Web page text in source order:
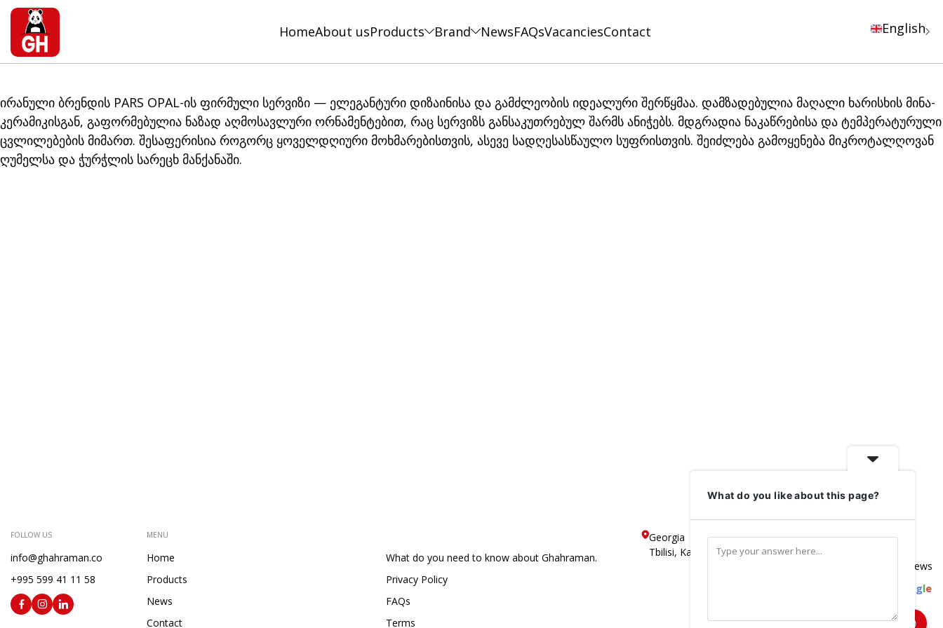
HomeAbout usProducts Brand NewsFAQsVacanciesContact English
ირანული ბრენდის PARS OPAL-ის ფირმული სერვიზი — ელეგანტური დიზაინისა და გამძლეობის იდეალური შერწყმაა. დამზადებულია მაღალი ხარისხის მინა-
კერამიკისგან, გაფორმებულია ნაზად აღმოსავლური ორნამენტებით, რაც სერვიზს განსაკუთრებულ შარმს ანიჭებს. მდგრადია ნაკაწრებისა და ტემპერატურული
ცვლილებების მიმართ. შესაფერისია როგორც ყოველდღიური მოხმარებისთვის, ასევე სადღესასწაულო სუფრისთვის. შეიძლება გამოყენება მიკროტალღოვან
ღუმელსა და ჭურჭლის სარეცხ მანქანაში.
FOLLOW US
info@ghahraman.co
+995 599 41 11 58
MENU
Home
What do you need to know about Ghahraman.
Products
Privacy Policy
News
FAQs
Contact
Terms
Georgia
Tbilisi, Kakheti Highway, N 195
5
Based on 600 reviews
gle
review us on
What do you like about this page?